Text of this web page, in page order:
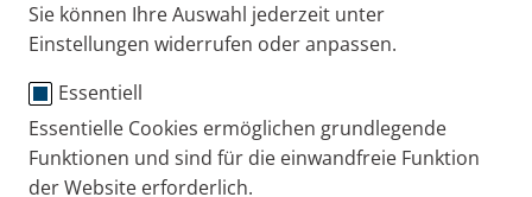
Sie können Ihre Auswahl jederzeit unter
Einstellungen widerrufen oder anpassen.
Essentiell
Essentielle Cookies ermöglichen grundlegende
Funktionen und sind für die einwandfreie Funktion
der Website erforderlich.
Tipps + Übungen